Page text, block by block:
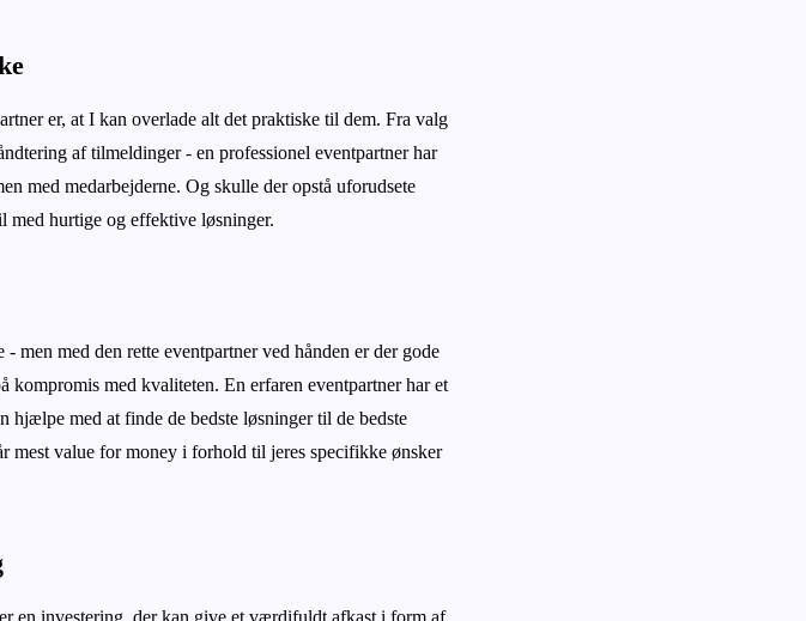
er, at I kan overlade alt det praktiske til dem. Fra valg
af tilmeldinger - en professionel eventpartner har
med medarbejderne. Og skulle der opstå uforudsete
med hurtige og effektive løsninger.
med den rette eventpartner ved hånden er der gode
kompromis med kvaliteten. En erfaren eventpartner har et
hjælpe med at finde de bedste løsninger til de bedste
mest value for money i forhold til jeres specifikke ønsker
en investering, der kan give et værdifuldt afkast i form af